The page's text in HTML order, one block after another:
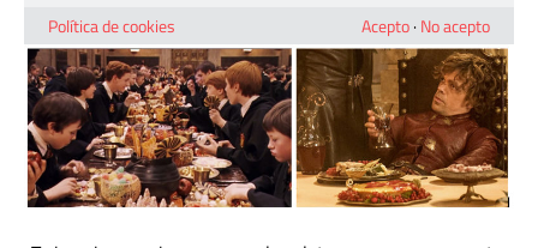
12 febrero, 2018
Política de cookies
Acepto· No acepto